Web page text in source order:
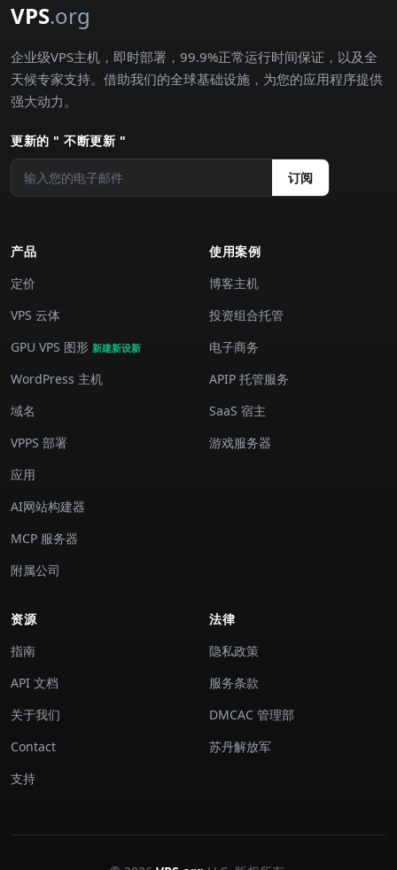
VPS.org
企业级VPS主机，即时部署，99.9%正常运行时间保证，以及全
天候专家支持。借助我们的全球基础设施，为您的应用程序提供
强大动力。
更新的 " 不断更新 "
订阅
产品
定价
VPS 云体
GPU VPS 图形 新建新设新
WordPress 主机
域名
VPPS 部署
应用
AI网站构建器
MCP 服务器
附属公司
使用案例
博客主机
投资组合托管
电子商务
APIP 托管服务
SaaS 宿主
游戏服务器
资源
指南
API 文档
关于我们
Contact
支持
法律
隐私政策
服务条款
DMCAC 管理部
苏丹解放军